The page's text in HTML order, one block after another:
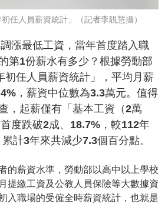
任人員薪資統計」（記者李靚慧攝）
漲最低工資，當年首度踏入職
第1份薪水有多少？根據勞動部
初任人員薪資統計」，平均月薪
，薪資中位數為3.3萬元。值得
，起薪僅有「基本工資（2萬
度跌破2成、18.7%，較112年
計3年來共減少7.3個百分點。
的薪資水準，勞動部以高中以上學校
提繳工資及公教人員保險等大數據資
入職場的受僱全時薪資統計，也就是